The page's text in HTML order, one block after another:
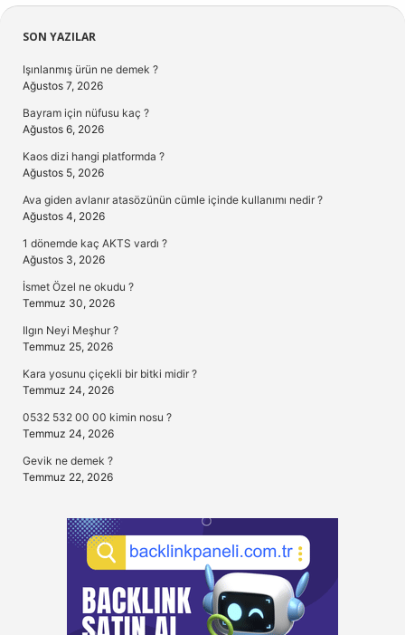
Sidebar
SON YAZILAR
Işınlanmış ürün ne demek ?
Ağustos 7, 2026
Bayram için nüfusu kaç ?
Ağustos 6, 2026
Kaos dizi hangi platformda ?
Ağustos 5, 2026
Ava giden avlanır atasözünün cümle içinde kullanımı nedir ?
Ağustos 4, 2026
1 dönemde kaç AKTS vardı ?
Ağustos 3, 2026
İsmet Özel ne okudu ?
Temmuz 30, 2026
Ilgın Neyi Meşhur ?
Temmuz 25, 2026
Kara yosunu çiçekli bir bitki midir ?
Temmuz 24, 2026
0532 532 00 00 kimin nosu ?
Temmuz 24, 2026
Gevik ne demek ?
Temmuz 22, 2026